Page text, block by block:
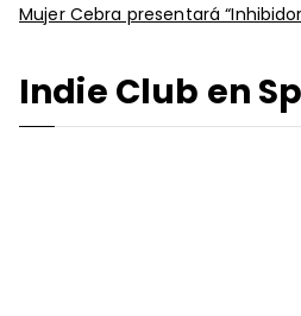
Mujer Cebra presentará
Indie Club en